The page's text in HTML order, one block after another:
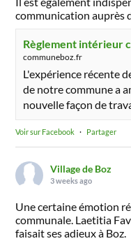
communication auprès
Règlement intérieur
communeboz.fr
L'expérience récente
de notre commune a
nouvelle façon de
Voir sur Facebook · Partager
Village de Boz
3 weeks ago
Une certaine émotion
communale. Laetitia
faisait ses adieux à Boz.